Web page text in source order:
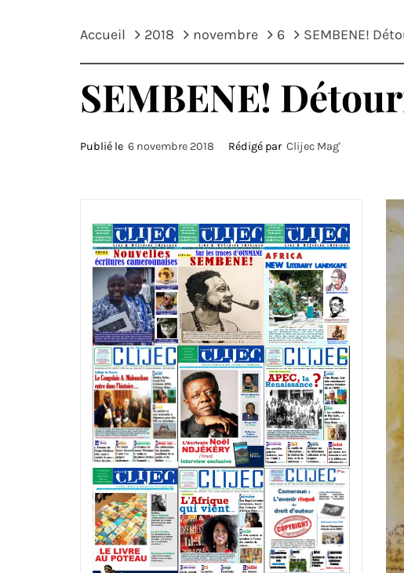
Accueil 2018 novembre 6 SEMBENE!
SEMBENE!
Publié le 6 novembre 2018 Rédigé par Clijec Mag'